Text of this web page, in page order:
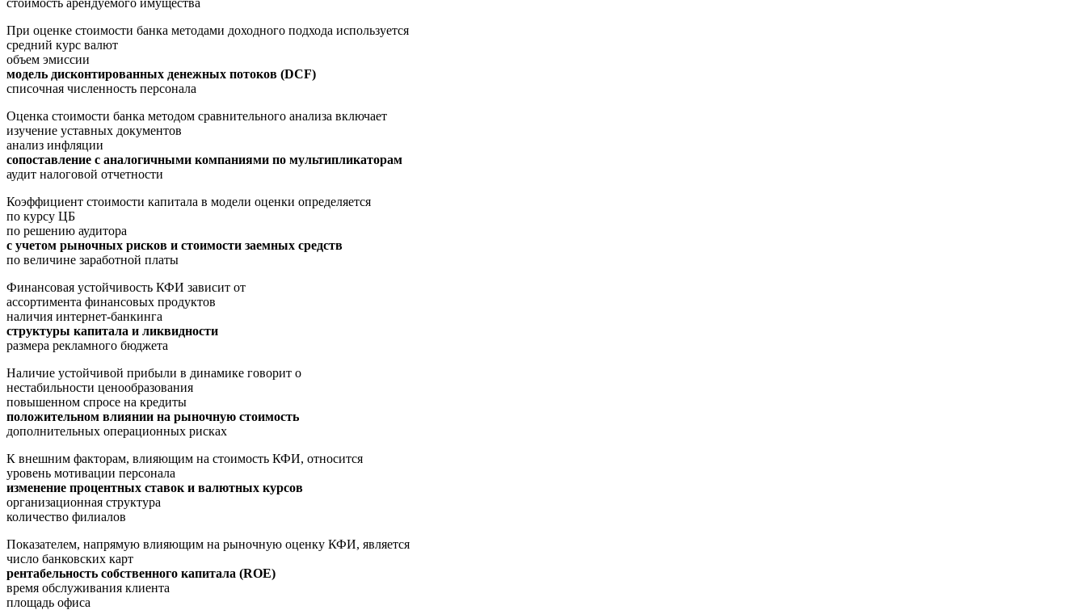
стоимость арендуемого имущества
При оценке стоимости банка методами доходного подхода используется
средний курс валют
объем эмиссии
модель дисконтированных денежных потоков (DCF)
списочная численность персонала
Оценка стоимости банка методом сравнительного анализа включает
изучение уставных документов
анализ инфляции
сопоставление с аналогичными компаниями по мультипликаторам
аудит налоговой отчетности
Коэффициент стоимости капитала в модели оценки определяется
по курсу ЦБ
по решению аудитора
с учетом рыночных рисков и стоимости заемных средств
по величине заработной платы
Финансовая устойчивость КФИ зависит от
ассортимента финансовых продуктов
наличия интернет-банкинга
структуры капитала и ликвидности
размера рекламного бюджета
Наличие устойчивой прибыли в динамике говорит о
нестабильности ценообразования
повышенном спросе на кредиты
положительном влиянии на рыночную стоимость
дополнительных операционных рисках
К внешним факторам, влияющим на стоимость КФИ, относится
уровень мотивации персонала
изменение процентных ставок и валютных курсов
организационная структура
количество филиалов
Показателем, напрямую влияющим на рыночную оценку КФИ, является
число банковских карт
рентабельность собственного капитала (ROE)
время обслуживания клиента
площадь офиса